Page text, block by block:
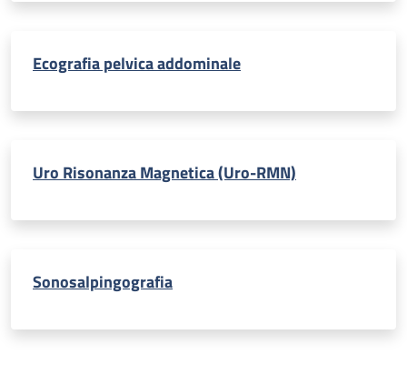
Ecografia pelvica addominale
Uro Risonanza Magnetica (Uro-RMN)
Sonosalpingografia